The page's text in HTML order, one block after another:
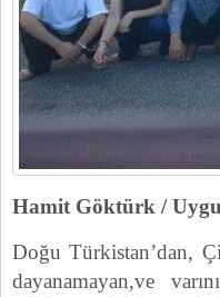
Hamit Göktürk /
Doğu Türkistan’dan,
dayanamayan,ve